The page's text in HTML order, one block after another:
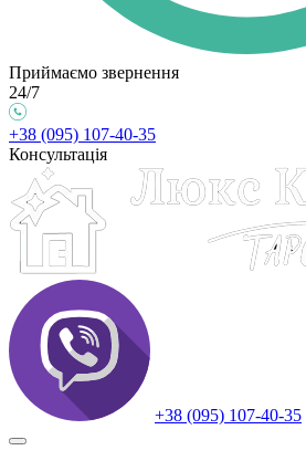
Приймаємо звернення
24/7
+38 (095) 107-40-35
Консультація
+38 (095) 107-40-35